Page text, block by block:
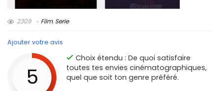
2309 Film, Serie
Ajouter votre avis
5
Choix étendu : De quoi satisfaire
toutes tes envies cinématographiques,
quel que soit ton genre préféré.